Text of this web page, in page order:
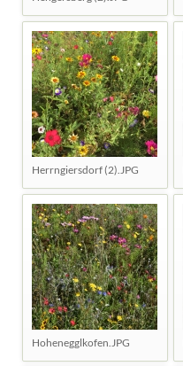
Herrngiersdorf (2).JPG
Hohenegglkofen.JPG